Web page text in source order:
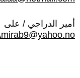
أمير الدراجي / على